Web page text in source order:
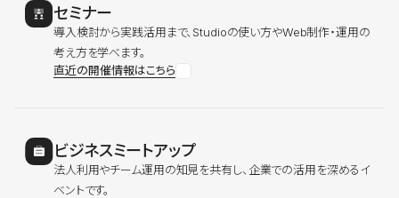
セミナー
導入検討から実践活用まで、Studioの使い方やWeb制作・運用の
考え方を学べます。
直近の開催情報はこちら
ビジネスミートアップ
法人利用やチーム運用の知見を共有し、企業での活用を深めるイ
ベントです。